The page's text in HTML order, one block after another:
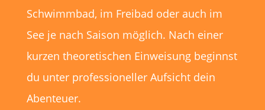
Schwimmbad, im Freibad oder auch im
See je nach Saison möglich. Nach einer
kurzen theoretischen Einweisung beginnst
du unter professioneller Aufsicht dein
Abenteuer.